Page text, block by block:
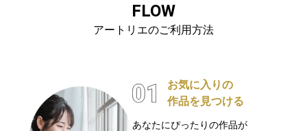
FLOW
アートリエのご利用方法
お気に入りの
作品を見つける
あなたにぴったりの作品が